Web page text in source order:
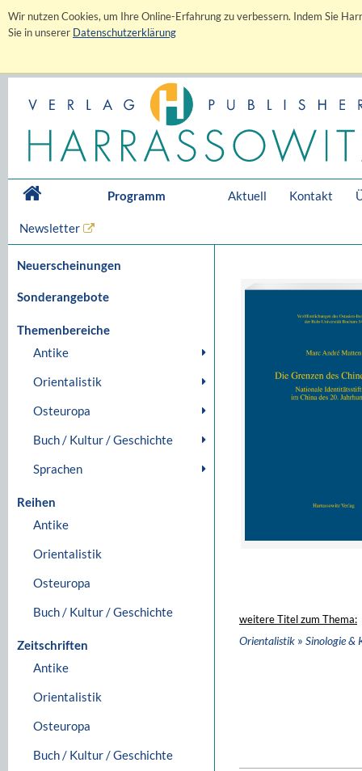
Wir nutzen Cookies, um Ihre Online-Erfahrung zu verbessern. Indem Sie
Sie in unserer Datenschutzerklärung
Programm Aktuell Kontakt
Newsletter
Neuerscheinungen
Sonderangebote
Themenbereiche
Antike
Orientalistik
Osteuropa
Buch / Kultur / Geschichte
Sprachen
Reihen
Antike
Orientalistik
Osteuropa
Buch / Kultur / Geschichte
Zeitschriften
Antike
Orientalistik
Osteuropa
Buch / Kultur / Geschichte
weitere Titel zum Thema:
Orientalistik » Sinologie &